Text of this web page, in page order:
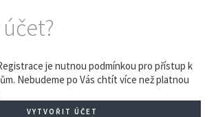
je nutnou podmínkou pro přístup k
Nebudeme po Vás chtít více než platnou
VYTVOŘIT ÚČET